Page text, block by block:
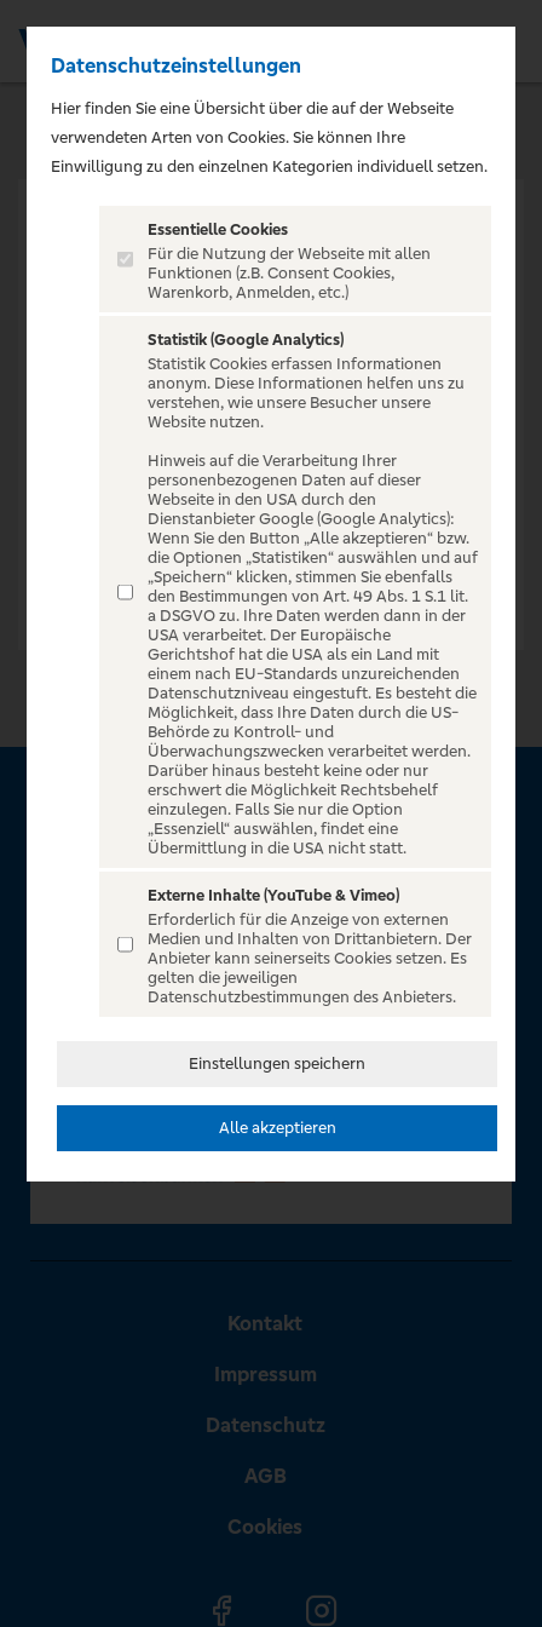
VERANSTALTUNG NICHT
GEFUNDEN
Zur Startseite
Über VR Entertain
für alle Kunden der Volksbanken Raiffeisenbanken. Auf
unserem einzigartigen Portal finden Sie Tickets für
atemberaubende Konzerte, Musicals und Shows, die
Fußball-Bundesliga sowie die Champions League und die
In Zusammenarbeit mit
Kontakt
Impressum
Datenschutz
AGB
Cookies
Datenschutzeinstellungen
Hier finden Sie eine Übersicht über die auf der Webseite
verwendeten Arten von Cookies. Sie können Ihre
Einwilligung zu den einzelnen Kategorien individuell setzen.
Essentielle Cookies
Für die Nutzung der Webseite mit allen
Funktionen (z.B. Consent Cookies,
Warenkorb, Anmelden, etc.)
Statistik (Google Analytics)
Statistik Cookies erfassen Informationen
anonym. Diese Informationen helfen uns zu
verstehen, wie unsere Besucher unsere
Website nutzen.
Hinweis auf die Verarbeitung Ihrer
personenbezogenen Daten auf dieser
Webseite in den USA durch den
Dienstanbieter Google (Google Analytics):
Wenn Sie den Button „Alle akzeptieren“ bzw.
die Optionen „Statistiken“ auswählen und auf
„Speichern“ klicken, stimmen Sie ebenfalls
den Bestimmungen von Art. 49 Abs. 1 S.1 lit.
a DSGVO zu. Ihre Daten werden dann in der
USA verarbeitet. Der Europäische
Gerichtshof hat die USA als ein Land mit
einem nach EU-Standards unzureichenden
Datenschutzniveau eingestuft. Es besteht die
Möglichkeit, dass Ihre Daten durch die US-
Behörde zu Kontroll- und
Überwachungszwecken verarbeitet werden.
Darüber hinaus besteht keine oder nur
erschwert die Möglichkeit Rechtsbehelf
einzulegen. Falls Sie nur die Option
„Essenziell“ auswählen, findet eine
Übermittlung in die USA nicht statt.
Externe Inhalte (YouTube & Vimeo)
Erforderlich für die Anzeige von externen
Medien und Inhalten von Drittanbietern. Der
Anbieter kann seinerseits Cookies setzen. Es
gelten die jeweiligen
Datenschutzbestimmungen des Anbieters.
Einstellungen speichern
Alle akzeptieren